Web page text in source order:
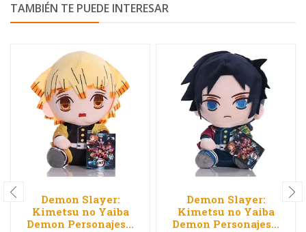
TAMBIÉN TE PUEDE INTERESAR
Demon Slayer:
Kimetsu no Yaiba
Demon Personajes...
Demon Slayer:
Kimetsu no Yaiba
Demon Personajes...